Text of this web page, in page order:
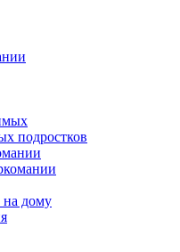
подростков
на дому